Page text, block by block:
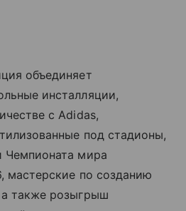
объединяет
инсталляции,
с Adidas,
под стадионы,
Чемпионата мира
мастерские по созданию
также розыгрыш